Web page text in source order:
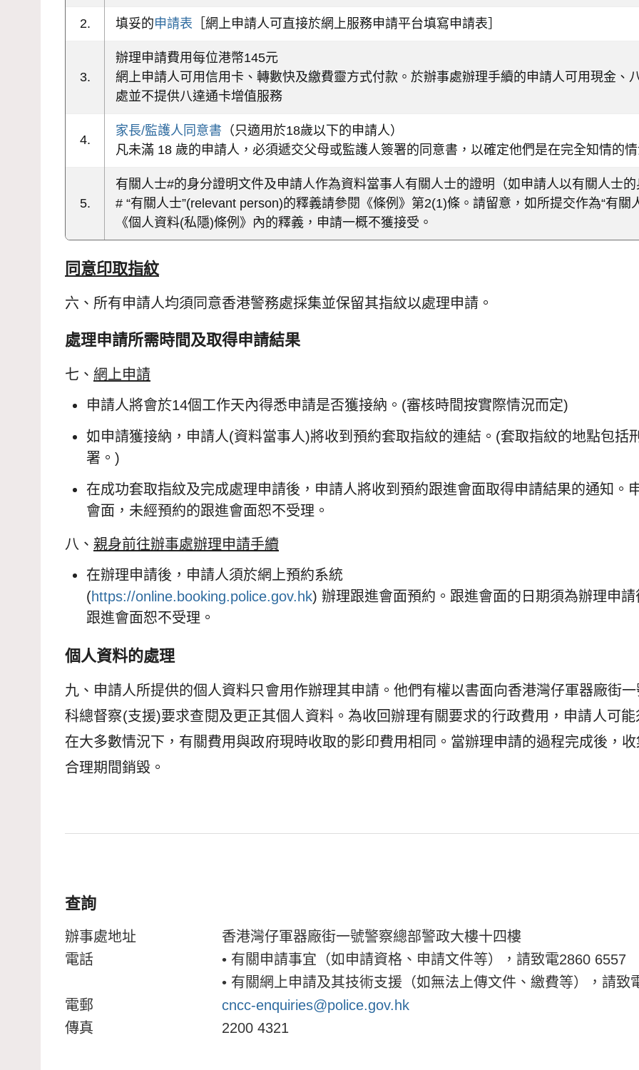
2. 填妥的申請表 ［網上申請人可直接於網上服務申請平台填寫申請表］
3.
辦理申請費用每位港幣145元
網上申請人可用信用卡、轉數快及繳費靈方式付款。於辦事處辦理手續的申請人可用現金、
處並不提供八達通卡增值服務
4.
家長/監護人同意書 （只適用於18歲以下的申請人）
凡未滿 18 歲的申請人，必須遞交父母或監護人簽署的同意書，以確定他們是在完全知情的
5.
有關人士#的身分證明文件及申請人作為資料當事人有關人士的證明（如申請人以有關人士的
# “有關人士”(relevant person)的釋義請參閱《條例》第2(1)條。請留意，如所提交作為“有關
《個人資料(私隱)條例》內的釋義，申請一概不獲接受。
同意印取指紋
六、所有申請人均須同意香港警務處採集並保留其指紋以處理申請。
處理申請所需時間及取得申請結果
七、 網上申請
申請人將會於14個工作天內得悉申請是否獲接納。(審核時間按實際情況而定)
如申請獲接納，申請人(資料當事人)將收到預約套取指紋的連結。(套取指紋的地點包括
署。)
在成功套取指紋及完成處理申請後，申請人將收到預約跟進會面取得申請結果的通知。
會面，未經預約的跟進會面恕不受理。
八、 親身前往辦事處辦理申請手續
在辦理申請後，申請人須於網上預約系統
(https://online.booking.police.gov.hk) 辦理跟進會面預約。跟進會面的日期須為辦理申
跟進會面恕不受理。
個人資料的處理
九、申請人所提供的個人資料只會用作辦理其申請。他們有權以書面向香港灣仔軍器廠街
科總督察(支援)要求查閱及更正其個人資料。為收回辦理有關要求的行政費用，申請人可
在大多數情況下，有關費用與政府現時收取的影印費用相同。當辦理申請的過程完成後，
合理期間銷毀。
查詢
辦事處地址
香港灣仔軍器廠街一號警察總部警政大樓十四樓
電話
• 有關申請事宜（如申請資格、申請文件等），請致電2860 6557
• 有關網上申請及其技術支援（如無法上傳文件、繳費等），請致
電郵
cncc-enquiries@police.gov.hk
傳真
2200 4321